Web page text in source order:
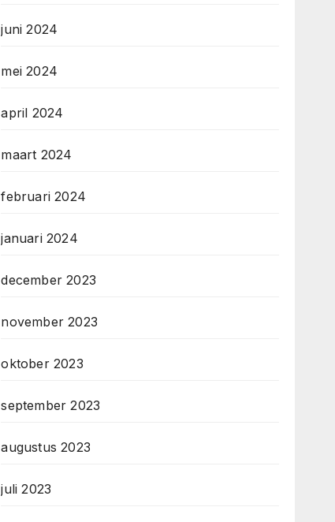
juni 2024
mei 2024
april 2024
maart 2024
februari 2024
januari 2024
december 2023
november 2023
oktober 2023
september 2023
augustus 2023
juli 2023